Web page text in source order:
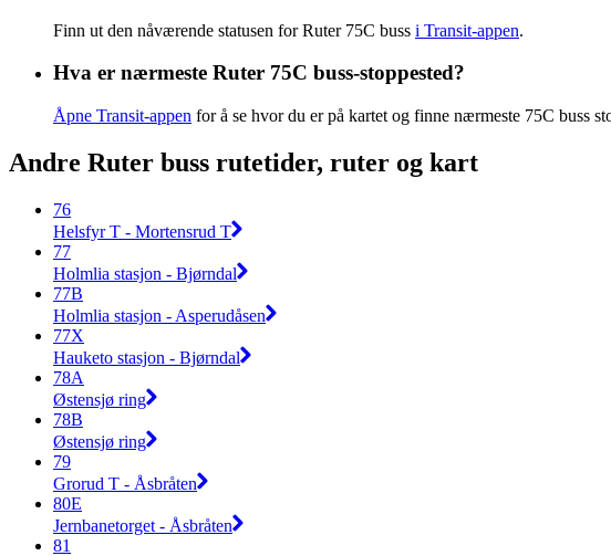
Finn ut den nåværende statusen for Ruter 75C buss i Transit-appen.
Hva er nærmeste Ruter 75C buss-stoppested?
Åpne Transit-appen for å se hvor du er på kartet og finne nærmeste 75C buss
Andre Ruter buss rutetider, ruter og kart
76
Helsfyr T - Mortensrud T
77
Holmlia stasjon - Bjørndal
77B
Holmlia stasjon - Asperudåsen
77X
Hauketo stasjon - Bjørndal
78A
Østensjø ring
78B
Østensjø ring
79
Grorud T - Åsbråten
80E
Jernbanetorget - Åsbråten
81